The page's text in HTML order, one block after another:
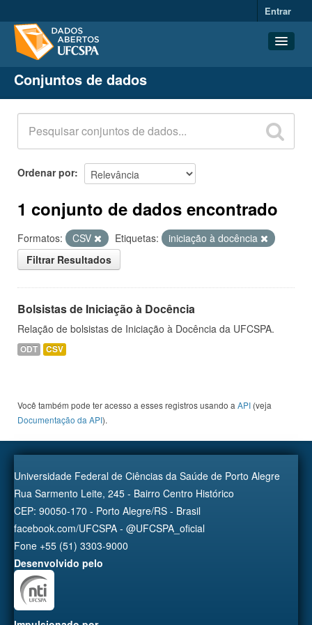
Entrar
Conjuntos de dados
Organizações
Grupos
Sobre
Conjuntos de dados
Ordenar por
1 conjunto de dados encontrado
Formatos: CSV Etiquetas:
iniciação à docência
Filtrar Resultados
Bolsistas de Iniciação à Docência
Relação de bolsistas de Iniciação à Docência da UFCSPA.
ODT CSV
Você também pode ter acesso a esses registros usando a API (veja
Documentação da API).
Universidade Federal de Ciências da Saúde de Porto Alegre
Rua Sarmento Leite, 245 - Bairro Centro Histórico
CEP: 90050-170 - Porto Alegre/RS - Brasil
facebook.com/UFCSPA - @UFCSPA_oficial
Fone +55 (51) 3303-9000
Desenvolvido pelo